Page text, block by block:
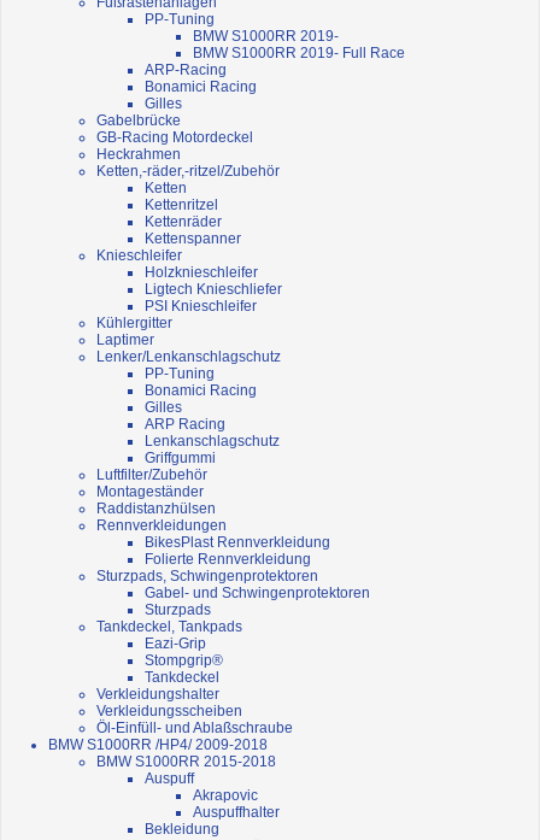
PP-Tuning
BMW S1000RR 2019-
BMW S1000RR 2019- Full Race
ARP-Racing
Bonamici Racing
Gilles
Gabelbrücke
GB-Racing Motordeckel
Heckrahmen
Ketten,-räder,-ritzel/Zubehör
Ketten
Kettenritzel
Kettenräder
Kettenspanner
Knieschleifer
Holzknieschleifer
Ligtech Knieschliefer
PSI Knieschleifer
Kühlergitter
Laptimer
Lenker/Lenkanschlagschutz
PP-Tuning
Bonamici Racing
Gilles
ARP Racing
Lenkanschlagschutz
Griffgummi
Luftfilter/Zubehör
Montageständer
Raddistanzhülsen
Rennverkleidungen
BikesPlast Rennverkleidung
Folierte Rennverkleidung
Sturzpads, Schwingenprotektoren
Gabel- und Schwingenprotektoren
Sturzpads
Tankdeckel, Tankpads
Eazi-Grip
Stompgrip®
Tankdeckel
Verkleidungshalter
Verkleidungsscheiben
Öl-Einfüll- und Ablaßschraube
BMW S1000RR /HP4/ 2009-2018
BMW S1000RR 2015-2018
Auspuff
Akrapovic
Auspuffhalter
Bekleidung